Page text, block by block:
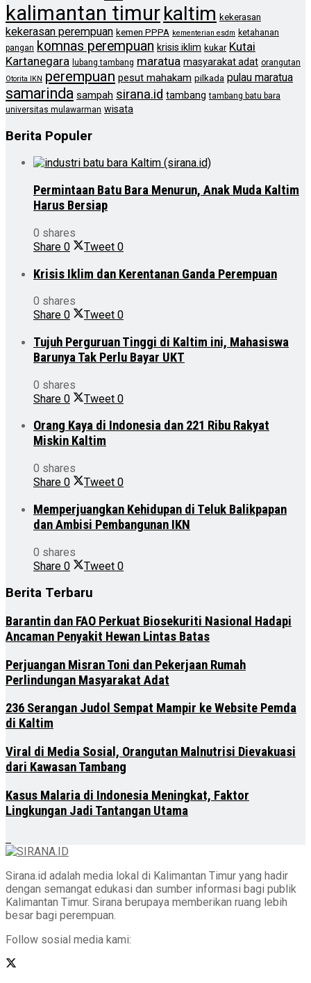
kalimantan timurkaltim kekerasan
kekerasan perempuan kemen PPPA kementerian esdm ketahanan
pangan komnas perempuan krisis iklim kukar Kutai
Kartanegara lubang tambang maratua masyarakat adat orangutan
Otorita IKN perempuan pesut mahakam pilkada pulau maratua
samarinda sampah sirana.id tambang tambang batu bara
universitas mulawarman wisata
Berita Populer
Permintaan Batu Bara Menurun, Anak Muda Kaltim
Harus Bersiap
0 shares
Share 0 Tweet 0
Krisis Iklim dan Kerentanan Ganda Perempuan
0 shares
Share 0 Tweet 0
Tujuh Perguruan Tinggi di Kaltim ini, Mahasiswa
Barunya Tak Perlu Bayar UKT
0 shares
Share 0 Tweet 0
Orang Kaya di Indonesia dan 221 Ribu Rakyat
Miskin Kaltim
0 shares
Share 0 Tweet 0
Memperjuangkan Kehidupan di Teluk Balikpapan
dan Ambisi Pembangunan IKN
0 shares
Share 0 Tweet 0
Berita Terbaru
Barantin dan FAO Perkuat Biosekuriti Nasional Hadapi
Ancaman Penyakit Hewan Lintas Batas
Perjuangan Misran Toni dan Pekerjaan Rumah
Perlindungan Masyarakat Adat
236 Serangan Judol Sempat Mampir ke Website Pemda
di Kaltim
Viral di Media Sosial, Orangutan Malnutrisi Dievakuasi
dari Kawasan Tambang
Kasus Malaria di Indonesia Meningkat, Faktor
Lingkungan Jadi Tantangan Utama
Sirana.id adalah media lokal di Kalimantan Timur yang hadir
dengan semangat edukasi dan sumber informasi bagi publik
Kalimantan Timur. Sirana berupaya memberikan ruang lebih
besar bagi perempuan.
Follow sosial media kami: